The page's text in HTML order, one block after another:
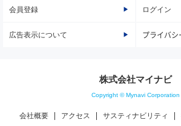
会員登録 ログイン
広告表示について プライバシ
株式会社マイナビ
Copyright © Mynavi Corporation
会社概要 アクセス サスティナビリティ